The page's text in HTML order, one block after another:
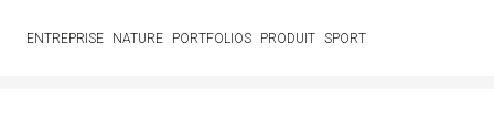
ENTREPRISE NATURE PORTFOLIOS PRODUIT SPORT